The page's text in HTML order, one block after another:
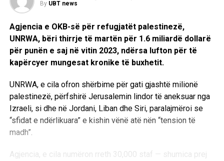
By UBT news
Agjencia e OKB-së për refugjatët palestinezë,
UNRWA, bëri thirrje të martën për 1.6 miliardë dollarë
për punën e saj në vitin 2023, ndërsa lufton për të
kapërcyer mungesat kronike të buxhetit.
UNRWA, e cila ofron shërbime për gati gjashtë milionë
palestinezë, përfshirë Jerusalemin lindor të aneksuar nga
Izraeli, si dhe në Jordani, Liban dhe Siri, paralajmëroi se
“sfidat e ndërlikuara” e kishin vënë atë nën “tension të
madh”.
Agjencia, e cila numëron rreth 30,000 staf — shumica prej